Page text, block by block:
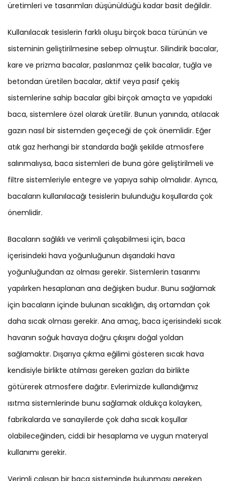
üretimleri ve tasarımları düşünüldüğü kadar basit değildir.
Kullanılacak tesislerin farklı oluşu birçok baca türünün ve
sisteminin geliştirilmesine sebep olmuştur. Silindirik bacalar,
kare ve prizma bacalar, paslanmaz çelik bacalar, tuğla ve
betondan üretilen bacalar, aktif veya pasif çekiş
sistemlerine sahip bacalar gibi birçok amaçta ve yapıdaki
baca, sistemlere özel olarak üretilir. Bunun yanında, atılacak
gazın nasıl bir sistemden geçeceği de çok önemlidir. Eğer
atık gaz herhangi bir standarda bağlı şekilde atmosfere
salınmalıysa, baca sistemleri de buna göre geliştirilmeli ve
filtre sistemleriyle entegre ve yapıya sahip olmalıdır. Ayrıca,
bacaların kullanılacağı tesislerin bulunduğu koşullarda çok
önemlidir.
Bacaların sağlıklı ve verimli çalışabilmesi için, baca
içerisindeki hava yoğunluğunun dışarıdaki hava
yoğunluğundan az olması gerekir. Sistemlerin tasarımı
yapılırken hesaplanan ana değişken budur. Bunu sağlamak
için bacaların içinde bulunan sıcaklığın, dış ortamdan çok
daha sıcak olması gerekir. Ana amaç, baca içerisindeki sıcak
havanın soğuk havaya doğru çıkışını doğal yoldan
sağlamaktır. Dışarıya çıkma eğilimi gösteren sıcak hava
kendisiyle birlikte atılması gereken gazları da birlikte
götürerek atmosfere dağıtır. Evlerimizde kullandığımız
ısıtma sistemlerinde bunu sağlamak oldukça kolayken,
fabrikalarda ve sanayilerde çok daha sıcak koşullar
olabileceğinden, ciddi bir hesaplama ve uygun materyal
kullanımı gerekir.
Verimli çalışan bir baca sisteminde bulunması gereken